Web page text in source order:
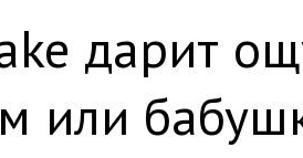
дарит
или